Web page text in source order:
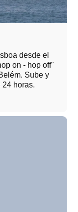
desde el
on - hop off"
Sube y
24 horas.